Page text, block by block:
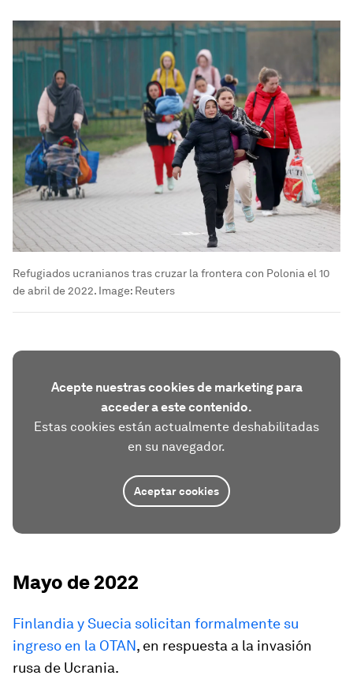
Refugiados ucranianos tras cruzar la frontera con Polonia el 10
de abril de 2022. Image: Reuters
Acepte nuestras cookies de marketing para
acceder a este contenido.
Estas cookies están actualmente deshabilitadas
en su navegador.
Aceptar cookies
Mayo de 2022
Finlandia y Suecia solicitan formalmente su
ingreso en la OTAN, en respuesta a la invasión
rusa de Ucrania.